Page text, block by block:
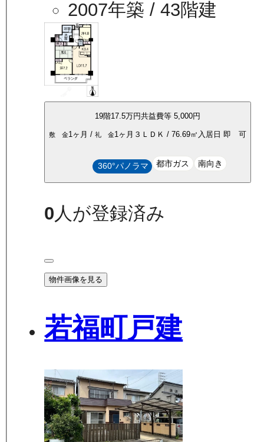
2007年築 / 43階建
19階17.5万円共益費等5,000円
敷 金1ヶ月 /礼 金1ヶ月 ３ＬＤＫ /76.69㎡ 入居日 即 可
360°パノラマ 都市ガス 南向き
0人が登録済み
物件画像を見る
若福町戸建